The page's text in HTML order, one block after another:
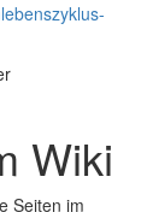
Wiki
Seiten im